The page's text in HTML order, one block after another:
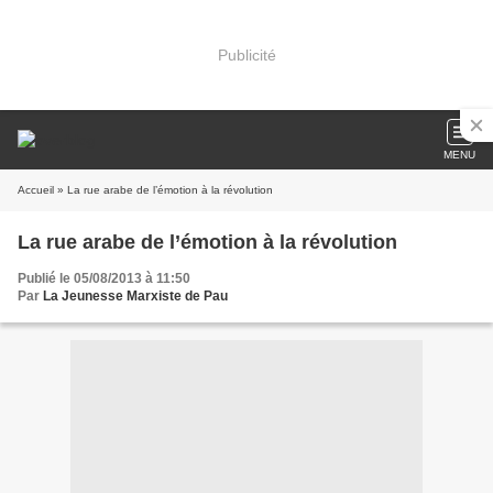
Publicité
MENU
Accueil » La rue arabe de l’émotion à la révolution
La rue arabe de l’émotion à la révolution
Publié le 05/08/2013 à 11:50
Par La Jeunesse Marxiste de Pau